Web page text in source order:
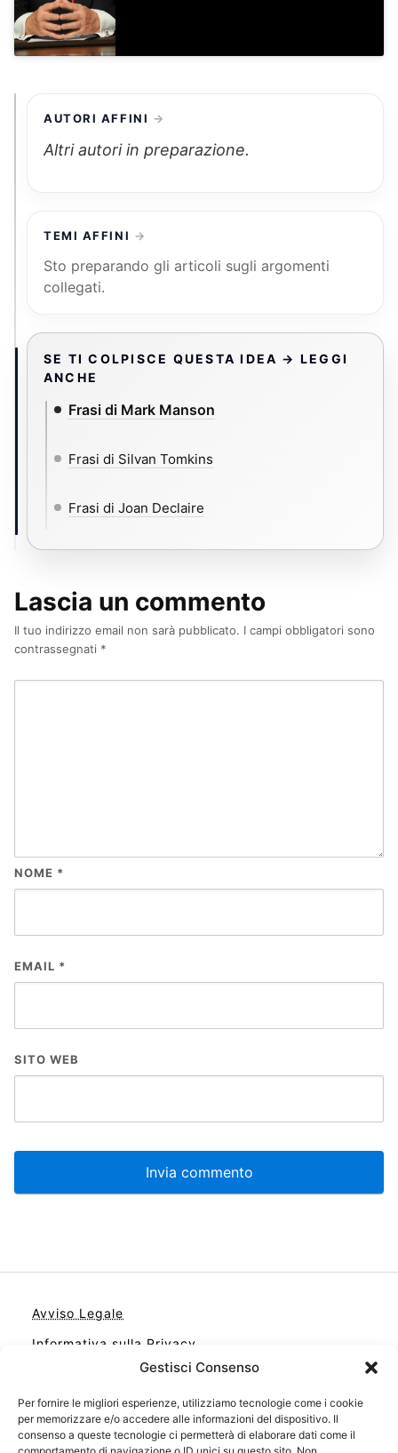
Gestisci Consenso
Per fornire le migliori esperienze, utilizziamo tecnologie come i cookie
per memorizzare e/o accedere alle informazioni del dispositivo. Il
consenso a queste tecnologie ci permetterà di elaborare dati come il
AUTORI AFFINI
Altri autori in preparazione.
TEMI AFFINI
Sto preparando gli articoli sugli argomenti
collegati.
SE TI COLPISCE QUESTA IDEA → LEGGI
ANCHE
Frasi di Mark Manson
Frasi di Silvan Tomkins
Frasi di Joan Declaire
Lascia un commento
Il tuo indirizzo email non sarà pubblicato. I campi obbligatori sono
contrassegnati *
NOME *
EMAIL *
SITO WEB
Avviso Legale
Informativa sulla Privacy
Contatto
Cookie Policy (UE)